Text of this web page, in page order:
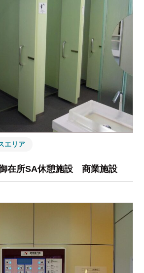
エリア
在所SA休憩施設 商業施設